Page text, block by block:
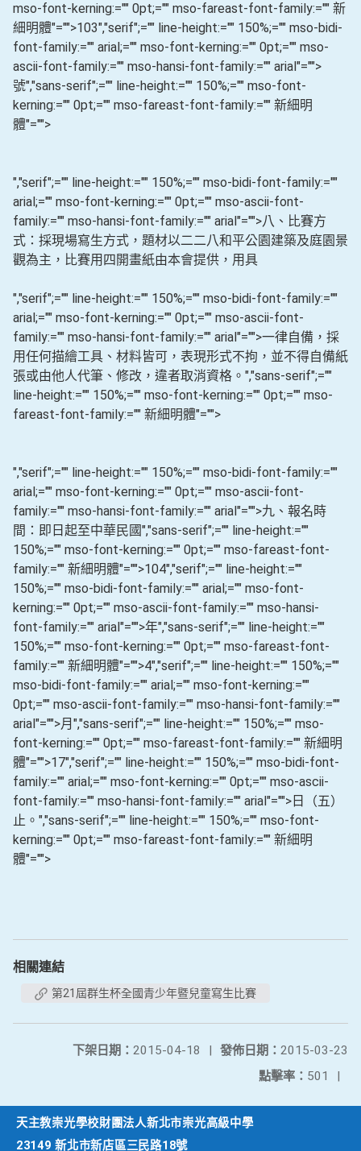
mso-font-kerning:="" 0pt;="" mso-fareast-font-family:="" 新
細明體"="">103","serif";="" line-height:="" 150%;="" mso-bidi-
font-family:="" arial;="" mso-font-kerning:="" 0pt;="" mso-
ascii-font-family:="" mso-hansi-font-family:="" arial"="">
號","sans-serif";="" line-height:="" 150%;="" mso-font-
kerning:="" 0pt;="" mso-fareast-font-family:="" 新細明
體"="">
","serif";="" line-height:="" 150%;="" mso-bidi-font-family:=""
arial;="" mso-font-kerning:="" 0pt;="" mso-ascii-font-
family:="" mso-hansi-font-family:="" arial"="">八、比賽方
式：採現場寫生方式，題材以二二八和平公園建築及庭園景
觀為主，比賽用四開畫紙由本會提供，用具
","serif";="" line-height:="" 150%;="" mso-bidi-font-family:=""
arial;="" mso-font-kerning:="" 0pt;="" mso-ascii-font-
family:="" mso-hansi-font-family:="" arial"="">一律自備，採
用任何描繪工具、材料皆可，表現形式不拘，並不得自備紙
張或由他人代筆、修改，違者取消資格。 ","sans-serif";=""
line-height:="" 150%;="" mso-font-kerning:="" 0pt;="" mso-
fareast-font-family:="" 新細明體"="">
","serif";="" line-height:="" 150%;="" mso-bidi-font-family:=""
arial;="" mso-font-kerning:="" 0pt;="" mso-ascii-font-
family:="" mso-hansi-font-family:="" arial"="">九、報名時
間：即日起至中華民國","sans-serif";="" line-height:=""
150%;="" mso-font-kerning:="" 0pt;="" mso-fareast-font-
family:="" 新細明體"="">104","serif";="" line-height:=""
150%;="" mso-bidi-font-family:="" arial;="" mso-font-
kerning:="" 0pt;="" mso-ascii-font-family:="" mso-hansi-
font-family:="" arial"="">年","sans-serif";="" line-height:=""
150%;="" mso-font-kerning:="" 0pt;="" mso-fareast-font-
family:="" 新細明體"="">4","serif";="" line-height:="" 150%;=""
mso-bidi-font-family:="" arial;="" mso-font-kerning:=""
0pt;="" mso-ascii-font-family:="" mso-hansi-font-family:=""
arial"="">月 ","sans-serif";="" line-height:="" 150%;="" mso-
font-kerning:="" 0pt;="" mso-fareast-font-family:="" 新細明
體"="">17","serif";="" line-height:="" 150%;="" mso-bidi-font-
family:="" arial;="" mso-font-kerning:="" 0pt;="" mso-ascii-
font-family:="" mso-hansi-font-family:="" arial"="">日（五）
止。 ","sans-serif";="" line-height:="" 150%;="" mso-font-
kerning:="" 0pt;="" mso-fareast-font-family:="" 新細明
體"="">
相關連結
第21屆群生杯全國青少年暨兒童寫生比賽
發佈日期： 2015-03-23
下架日期： 2015-04-18
|
點擊率： 501 |
天主教崇光學校財團法人新北市崇光高級中學
23149 新北市新店區三民路18號